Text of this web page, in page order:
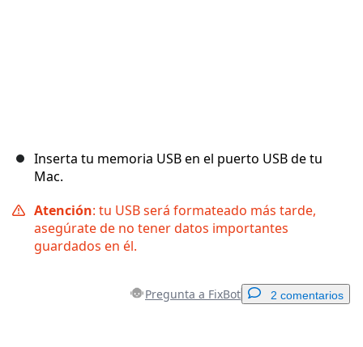
Inserta tu memoria USB en el puerto USB de tu
Mac.
Atención: tu USB será formateado más tarde,
asegúrate de no tener datos importantes
guardados en él.
Pregunta a FixBot 2 comentarios